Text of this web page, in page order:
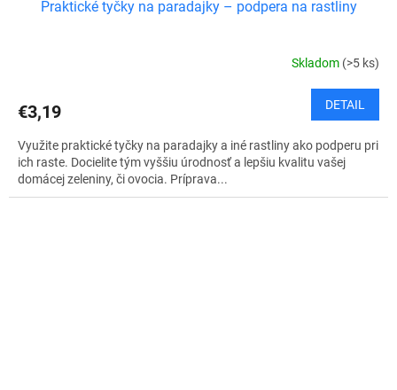
Praktické tyčky na paradajky – podpera na rastliny
Skladom (>5 ks)
€3,19 DETAIL
Využite praktické tyčky na paradajky a iné rastliny ako podperu pri
ich raste. Docielite tým vyššiu úrodnosť a lepšiu kvalitu vašej
domácej zeleniny, či ovocia. Príprava...